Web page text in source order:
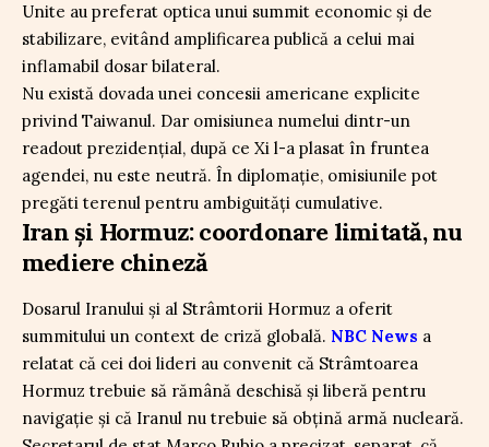
Unite au preferat optica unui summit economic și de
stabilizare, evitând amplificarea publică a celui mai
inflamabil dosar bilateral.
Nu există dovada unei concesii americane explicite
privind Taiwanul. Dar omisiunea numelui dintr-un
readout prezidențial, după ce Xi l-a plasat în fruntea
agendei, nu este neutră. În diplomație, omisiunile pot
pregăti terenul pentru ambiguități cumulative.
Iran și Hormuz: coordonare limitată, nu
mediere chineză
Dosarul Iranului și al Strâmtorii Hormuz a oferit
summitului un context de criză globală. NBC News a
relatat că cei doi lideri au convenit că Strâmtoarea
Hormuz trebuie să rămână deschisă și liberă pentru
navigație și că Iranul nu trebuie să obțină armă nucleară.